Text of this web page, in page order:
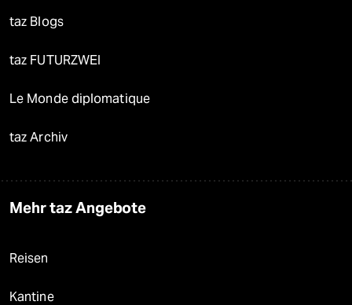
taz Blogs
taz FUTURZWEI
Le Monde diplomatique
taz Archiv
Mehr taz Angebote
Reisen
Kantine